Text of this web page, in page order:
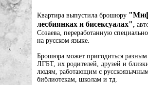
Квартира выпустила брошюру
лесбиянках и бисексуалах",
Созаева, переработанную
на русском языке.
Брошюра может пригодиться
ЛГБТ, их родителей, друзей и
людям, работающим с
библиотекам, школам и тд.